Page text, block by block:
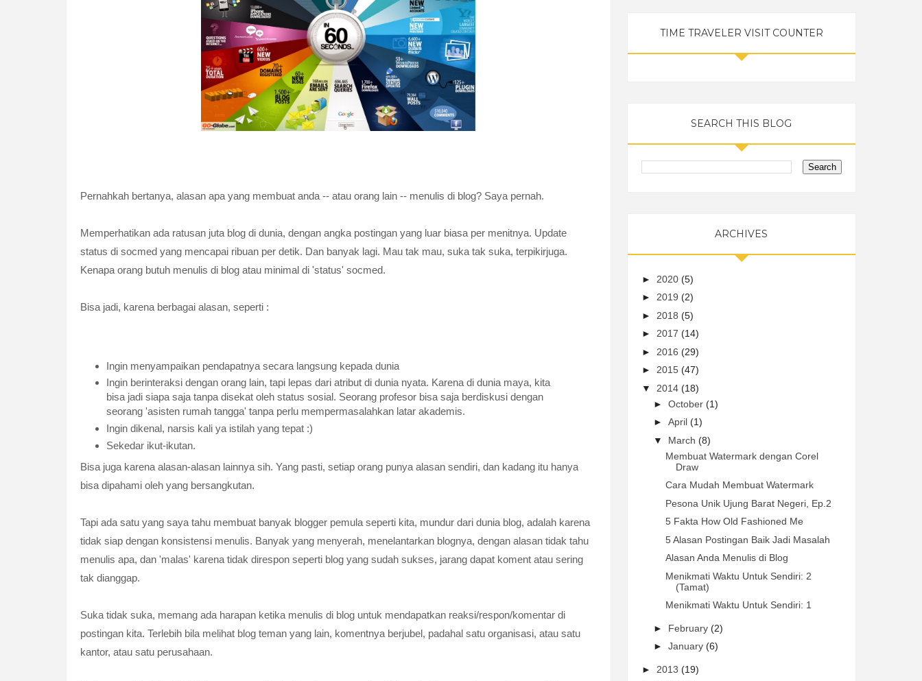
Pernahkah bertanya, alasan apa yang membuat anda -- atau orang lain -- menulis di blog? Saya pernah.
Memperhatikan ada ratusan juta blog di dunia, dengan angka postingan yang luar biasa per menitnya. Update
status di socmed yang mencapai ribuan per detik. Dan banyak lagi. Mau tak mau, suka tak suka, terpikirjuga.
Kenapa orang butuh menulis di blog atau minimal di 'status' socmed.
Bisa jadi, karena berbagai alasan, seperti :
Ingin menyampaikan pendapatnya secara langsung kepada dunia
Ingin berinteraksi dengan orang lain, tapi lepas dari atribut di dunia nyata. Karena di dunia maya, kita
bisa jadi siapa saja tanpa disekat oleh status sosial. Seorang profesor bisa saja berdiskusi dengan
seorang 'asisten rumah tangga' tanpa perlu mempermasalahkan latar akademis.
Ingin dikenal, narsis kali ya istilah yang tepat :)
Sekedar ikut-ikutan.
Bisa juga karena alasan-alasan lainnya sih. Yang pasti, setiap orang punya alasan sendiri, dan kadang itu hanya
bisa dipahami oleh yang bersangkutan.
Tapi ada satu yang saya tahu membuat banyak blogger pemula seperti kita, mundur dari dunia blog, adalah karena
tidak siap dengan konsistensi menulis. Banyak yang menyerah, menelantarkan blognya, dengan alasan tidak tahu
menulis apa, dan 'malas' karena tidak direspon seperti blog yang sudah sukses, jarang dapat koment atau sering
tak dianggap.
Suka tidak suka, memang ada harapan ketika menulis di blog untuk mendapatkan reaksi/respon/komentar di
postingan kita. Terlebih bila melihat blog teman yang lain, komentnya berjubel, padahal satu organisasi, atau satu
kantor, atau satu perusahaan.
TIME TRAVELER VISIT COUNTER
SEARCH THIS BLOG
ARCHIVES
► 2020 (5)
► 2019 (2)
► 2018 (5)
► 2017 (14)
► 2016 (29)
► 2015 (47)
▼ 2014 (18)
► October (1)
► April (1)
▼ March (8)
Membuat Watermark dengan Corel
Draw
Cara Mudah Membuat Watermark
Pesona Unik Ujung Barat Negeri, Ep.2
5 Fakta How Old Fashioned Me
5 Alasan Postingan Baik Jadi Masalah
Alasan Anda Menulis di Blog
Menikmati Waktu Untuk Sendiri: 2
(Tamat)
Menikmati Waktu Untuk Sendiri: 1
► February (2)
► January (6)
► 2013 (19)